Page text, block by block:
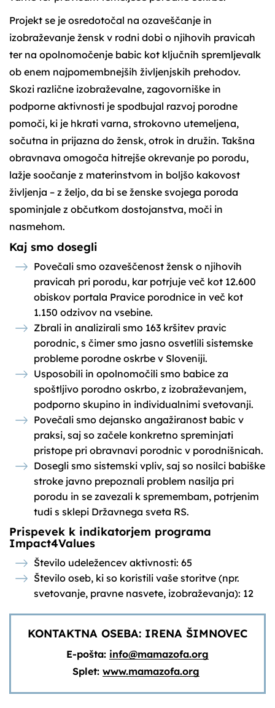
Projekt se je osredotočal na ozaveščanje in
izobraževanje žensk v rodni dobi o njihovih pravicah
ter na opolnomočenje babic kot ključnih spremljevalk
ob enem najpomembnejših življenjskih prehodov.
Skozi različne izobraževalne, zagovorniške in
podporne aktivnosti je spodbujal razvoj porodne
pomoči, ki je hkrati varna, strokovno utemeljena,
sočutna in prijazna do žensk, otrok in družin. Takšna
obravnava omogoča hitrejše okrevanje po porodu,
lažje soočanje z materinstvom in boljšo kakovost
življenja – z željo, da bi se ženske svojega poroda
spominjale z občutkom dostojanstva, moči in
nasmehom.
Kaj smo dosegli
Povečali smo ozaveščenost žensk o njihovih
pravicah pri porodu, kar potrjuje več kot 12.600
obiskov portala Pravice porodnice in več kot
1.150 odzivov na vsebine.
Zbrali in analizirali smo 163 kršitev pravic
porodnic, s čimer smo jasno osvetlili sistemske
probleme porodne oskrbe v Sloveniji.
Usposobili in opolnomočili smo babice za
spoštljivo porodno oskrbo, z izobraževanjem,
podporno skupino in individualnimi svetovanji.
Povečali smo dejansko angažiranost babic v
praksi, saj so začele konkretno spreminjati
pristope pri obravnavi porodnic v porodnišnicah.
Dosegli smo sistemski vpliv, saj so nosilci babiške
stroke javno prepoznali problem nasilja pri
porodu in se zavezali k spremembam, potrjenim
tudi s sklepi Državnega sveta RS.
Prispevek k indikatorjem programa
Impact4Values
Število udeležencev aktivnosti: 65
Število oseb, ki so koristili vaše storitve (npr.
svetovanje, pravne nasvete, izobraževanja): 12
KONTAKTNA OSEBA: IRENA ŠIMNOVEC
E-pošta: info@mamazofa.org
Splet: www.mamazofa.org